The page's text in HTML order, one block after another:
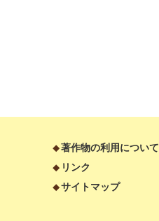
著作物の利用について
リンク
サイトマップ